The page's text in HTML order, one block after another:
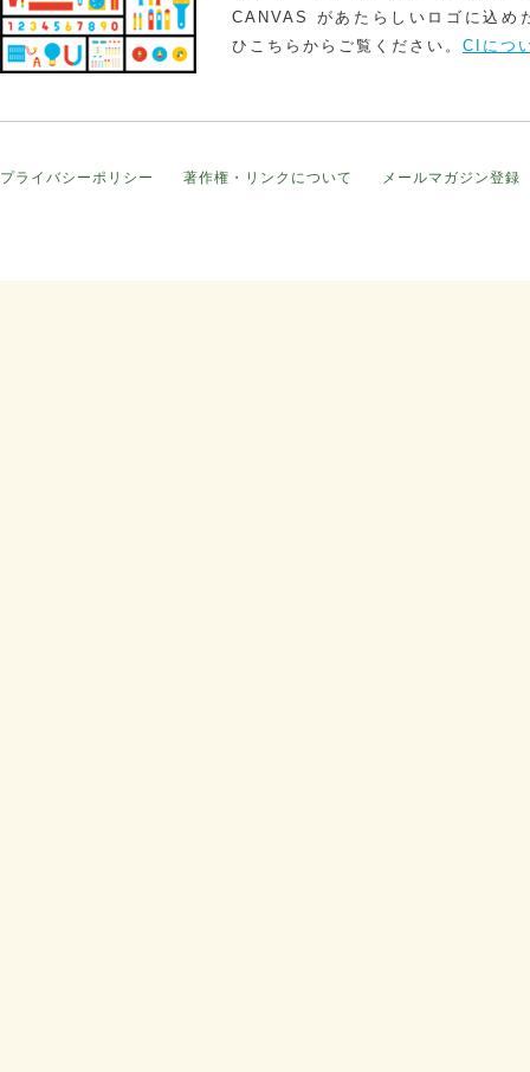
CANVAS があたらしいロゴに込め
ひこちらからご覧ください。 CIにつ
プライバシーポリシー 著作権・リンクについて メールマガジン登録